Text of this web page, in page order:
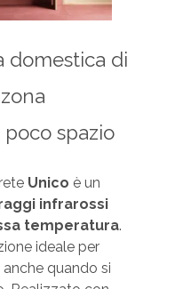
domestica di
spazio
Unico è un
infrarossi
temperatura.
ideale per
quando si